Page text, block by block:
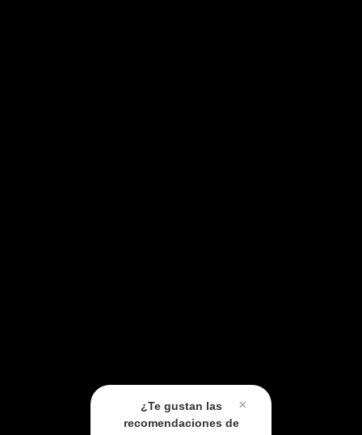
×
¿Te gustan las
recomendaciones de